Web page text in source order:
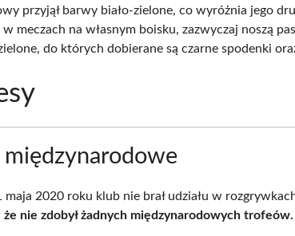
przyjął barwy biało-zielone, co wyróżnia jego
meczach na własnym boisku, zazwyczaj noszą
do których dobierane są czarne spodenki
międzynarodowe
maja 2020 roku klub nie brał udziału w
że nie zdobył żadnych międzynarodowych trofeów.